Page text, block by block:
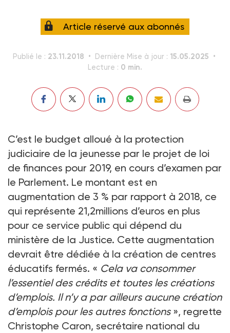
Article réservé aux abonnés
Publié le : 23.11.2018 Dernière Mise à jour : 15.05.2025
Lecture : 0 min.
C’est le budget alloué à la protection
judiciaire de la jeunesse par le projet de loi
de finances pour 2019, en cours d’examen par
le Parlement. Le montant est en
augmentation de 3 % par rapport à 2018, ce
qui représente 21,2millions d’euros en plus
pour ce service public qui dépend du
ministère de la Justice. Cette augmentation
devrait être dédiée à la création de centres
éducatifs fermés. « Cela va consommer
l’essentiel des crédits et toutes les créations
d’emplois. Il n’y a par ailleurs aucune création
d’emplois pour les autres fonctions», regrette
Christophe Caron, secrétaire national du